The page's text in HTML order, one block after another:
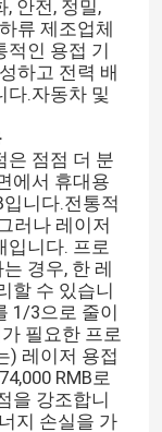
안전, 정밀,
류 제조업체
적인 용접 기
하고 전력 배
다.자동차 및
은 점점 더 분
에서 휴대용
니다.전통적
러나 레이저
입니다. 프로
경우, 한 레
할 수 있습니
1/3으로 줄이
필요한 프로
) 레이저 용접
RMB로
을 강조합니
지 손실을 가